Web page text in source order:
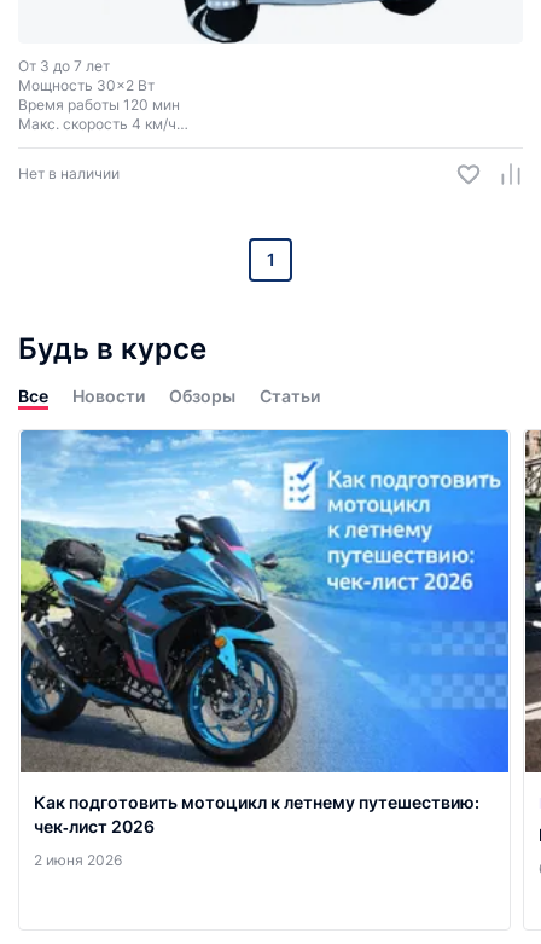
От 3 до 7 лет
Мощность 30x2 Вт
Время работы 120 мин
Макс. скорость 4 км/ч
Макс. нагрузка 30 кг
Нет в наличии
1
Будь в курсе
Все Новости Обзоры Статьи
Как подготовить мотоцикл к летнему путешествию:
чек‑лист 2026
2 июня 2026